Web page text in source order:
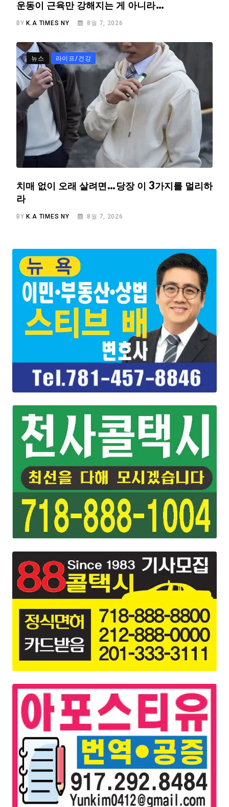
운동이 근육만 강해지는 게 아니라…
BY K.A TIMES NY 8월 7, 2026
뉴스 라이프/건강
치매 없이 오래 살려면…당장 이 3가지를 멀리하
라
BYK.A TIMES NY 8월 7, 2026